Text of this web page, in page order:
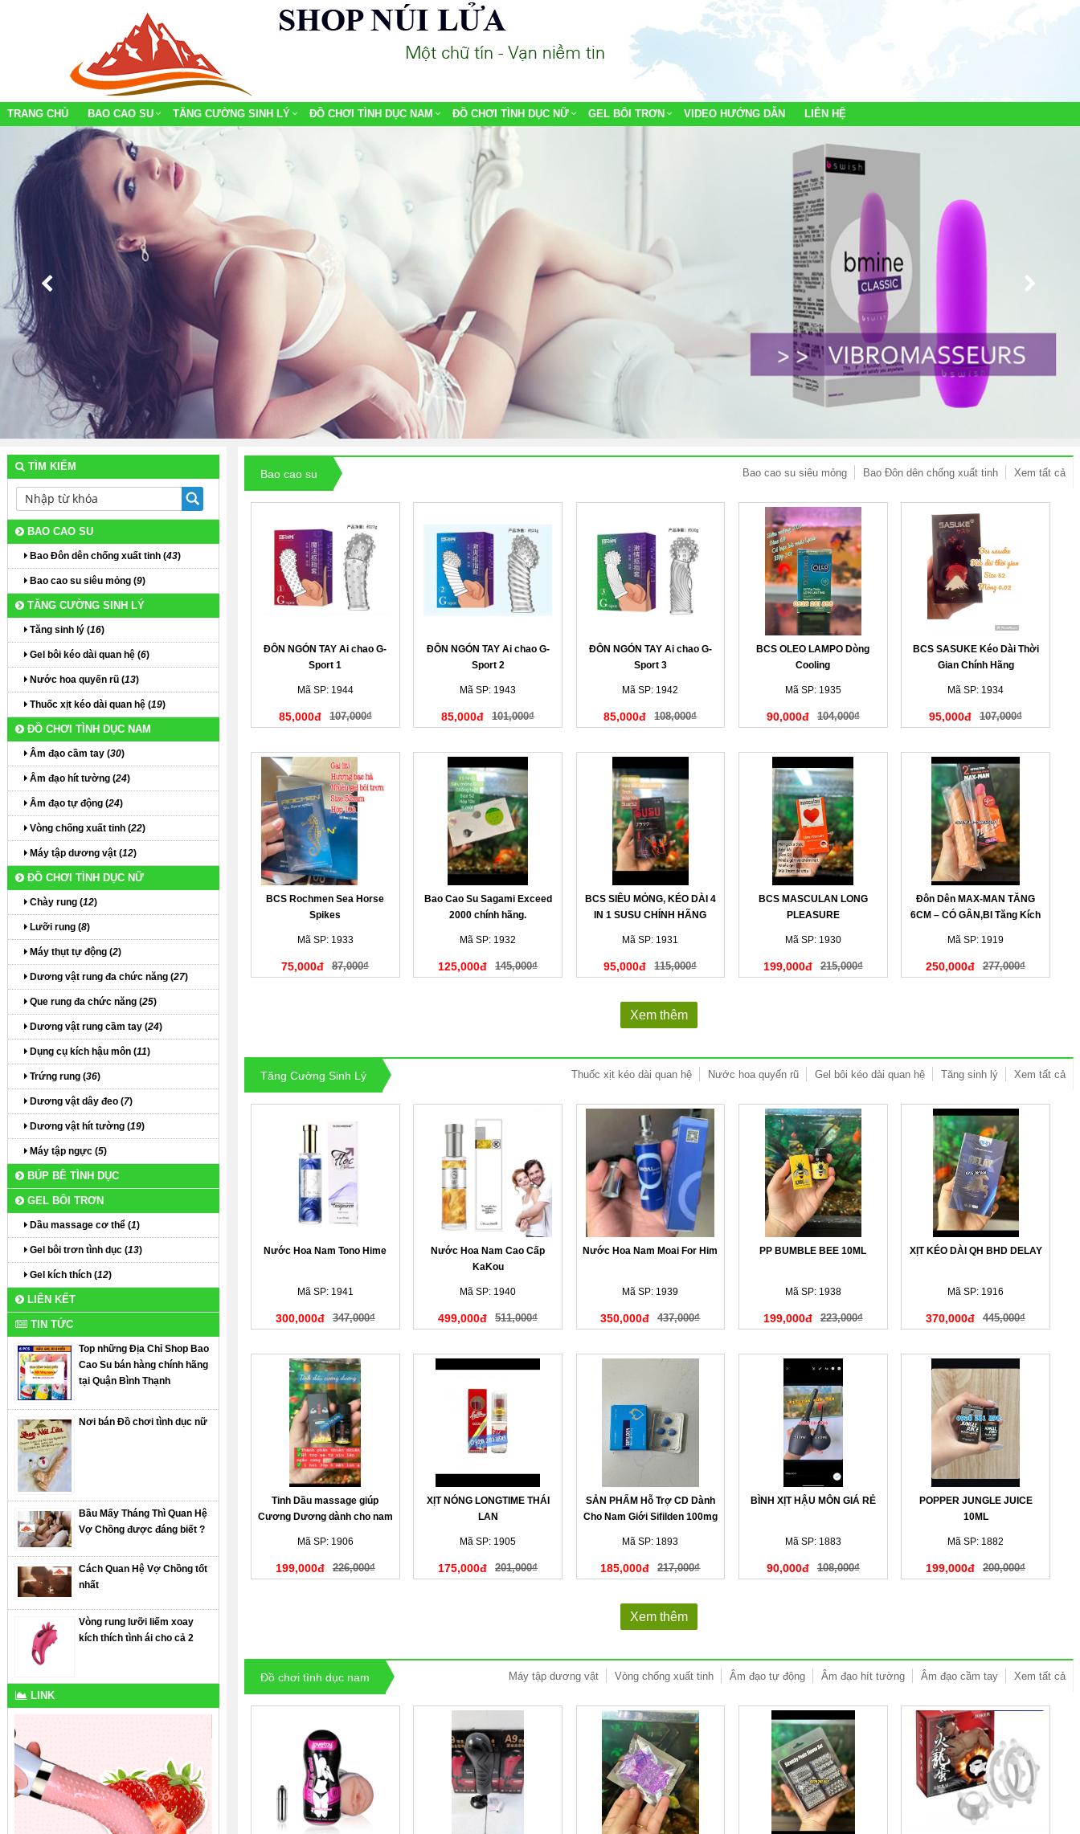
TRANG CHỦ BAO CAO SU TĂNG CƯỜNG SINH LÝ ĐỒ CHƠI TÌNH DỤC NAM ĐỒ CHƠI TÌNH DỤC NỮ GEL BÔI TRƠN VIDEO HƯỚNG DẪN LIÊN HỆ
Bao cao su Xem tất cả
Bao Đôn dên chống xuất tinh
Bao cao su siêu mỏng
ĐÔN NGÓN TAY Ai chao G-
Sport 1
Mã SP: 1944
85,000đ 107,000₫
ĐÔN NGÓN TAY Ai chao G-
Sport 2
Mã SP: 1943
85,000đ 101,000₫
ĐÔN NGÓN TAY Ai chao G-
Sport 3
Mã SP: 1942
85,000đ 108,000₫
BCS OLEO LAMPO Dòng
Cooling
Mã SP: 1935
90,000đ 104,000₫
BCS SASUKE Kéo Dài Thời
Gian Chính Hãng
Mã SP: 1934
95,000đ 107,000₫
BCS Rochmen Sea Horse
Spikes
Mã SP: 1933
75,000đ 87,000₫
Bao Cao Su Sagami Exceed
2000 chính hãng.
Mã SP: 1932
125,000đ 145,000₫
BCS SIÊU MỎNG, KÉO DÀI 4
IN 1 SUSU CHÍNH HÃNG
Mã SP: 1931
95,000đ 115,000₫
BCS MASCULAN LONG
PLEASURE
Mã SP: 1930
199,000đ 215,000₫
Đôn Dên MAX-MAN TĂNG
6CM – CÓ GÂN,BI Tăng Kích
Quan Hệ Hiệu Quả
Mã SP: 1919
250,000đ 277,000₫
Xem thêm
Tăng Cường Sinh Lý Xem tất cả
Tăng sinh lý
Gel bôi kéo dài quan hệ
Nước hoa quyến rũ
Thuốc xịt kéo dài quan hệ
Nước Hoa Nam Tono Hime
Mã SP: 1941
300,000đ 347,000₫
Nước Hoa Nam Cao Cấp
KaKou
Mã SP: 1940
499,000đ 511,000₫
Nước Hoa Nam Moai For Him
Mã SP: 1939
350,000đ 437,000₫
PP BUMBLE BEE 10ML
Mã SP: 1938
199,000đ 223,000₫
XỊT KÉO DÀI QH BHD DELAY
Mã SP: 1916
370,000đ 445,000₫
Tinh Dầu massage giúp
Cương Dương dành cho nam
Mã SP: 1906
199,000đ 226,000₫
XỊT NÓNG LONGTIME THÁI
LAN
Mã SP: 1905
175,000đ 201,000₫
SẢN PHẨM Hỗ Trợ CD Dành
Cho Nam Giới Sifilden 100mg
Mã SP: 1893
185,000đ 217,000₫
BÌNH XỊT HẬU MÔN GIÁ RẺ
Mã SP: 1883
90,000đ 108,000₫
POPPER JUNGLE JUICE
10ML
Mã SP: 1882
199,000đ 200,000₫
Xem thêm
Đồ chơi tình dục nam Xem tất cả
Âm đạo cầm tay
Âm đạo hít tường
Âm đạo tự động
Vòng chống xuất tinh
Máy tập dương vật
TÌM KIẾM
BAO CAO SU
Bao Đôn dên chống xuất tinh (43)
Bao cao su siêu mỏng (9)
TĂNG CƯỜNG SINH LÝ
Tăng sinh lý (16)
Gel bôi kéo dài quan hệ (6)
Nước hoa quyến rũ (13)
Thuốc xịt kéo dài quan hệ (19)
ĐỒ CHƠI TÌNH DỤC NAM
Âm đạo cầm tay (30)
Âm đạo hít tường (24)
Âm đạo tự động (24)
Vòng chống xuất tinh (22)
Máy tập dương vật (12)
ĐỒ CHƠI TÌNH DỤC NỮ
Chày rung (12)
Lưỡi rung (8)
Máy thụt tự động (2)
Dương vật rung đa chức năng (27)
Que rung đa chức năng (25)
Dương vật rung cầm tay (24)
Dụng cụ kích hậu môn (11)
Trứng rung (36)
Dương vật dây đeo (7)
Dương vật hít tường (19)
Máy tập ngực (5)
BÚP BÊ TÌNH DỤC
GEL BÔI TRƠN
Dầu massage cơ thể (1)
Gel bôi trơn tình dục (13)
Gel kích thích (12)
LIÊN KẾT
TIN TỨC
Top những Địa Chỉ Shop Bao
Cao Su bán hàng chính hãng
tại Quận Bình Thạnh
Nơi bán Đồ chơi tình dục nữ
Bầu Mấy Tháng Thì Quan Hệ
Vợ Chồng được đáng biết ?
Cách Quan Hệ Vợ Chồng tốt
nhất
Vòng rung lưỡi liếm xoay
kích thích tình ái cho cả 2
LINK